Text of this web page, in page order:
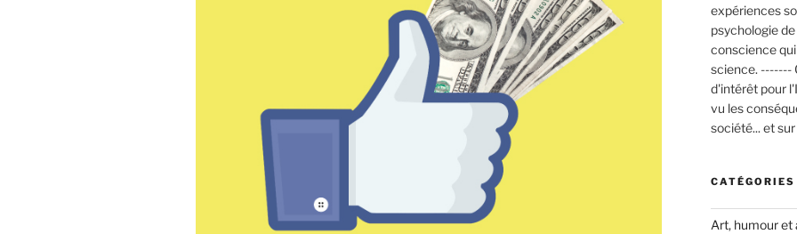
expériences
psychologie
conscience
science. -------
d'intérêt pour
vu les
société... et
CATÉGORIES
Art, humour et